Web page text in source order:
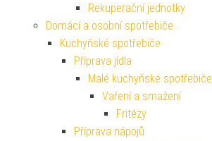
Rekuperační jednotky
Domácí a osobní spotřebiče
Kuchyňské spotřebiče
Příprava jídla
Malé kuchyňské spotřebiče
Vaření a smažení
Fritézy
Příprava nápojů